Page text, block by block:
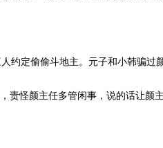
约定偷偷斗地主。元子和小韩骗过
责怪颜主任多管闲事，说的话让颜